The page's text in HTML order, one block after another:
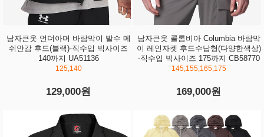
남자큰옷 언더아머 바람막이 발수 메
쉬안감 후드(블랙)-직수입 빅사이즈
140까지 UA51136
125,140
129,000원
남자큰옷 콜롬비아 Columbia 바람막
이 레인자켓 후드수납형(다양한색상)
-직수입 빅사이즈 175까지 CB58770
145,155,165,175
169,000원